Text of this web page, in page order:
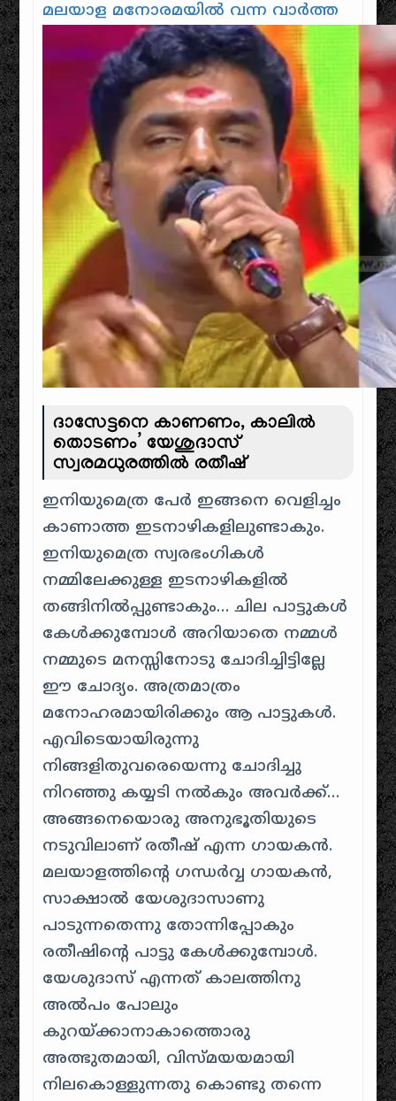
മലയാള മനോരമയിൽ വന്ന വാർത്ത
ദാസേട്ടനെ കാണണം, കാലിൽ
തൊടണം’ യേശുദാസ്
സ്വരമധുരത്തിൽ രതീഷ്
ഇനിയുമെത്ര പേര്‍ ഇങ്ങനെ വെളിച്ചം
കാണാത്ത ഇടനാഴികളിലുണ്ടാകും.
ഇനിയുമെത്ര സ്വരഭംഗികള്‍
നമ്മിലേക്കുള്ള ഇടനാഴികളില്‍
തങ്ങിനില്‍പ്പുണ്ടാകും… ചില പാട്ടുകള്‍
കേള്‍ക്കുമ്പോള്‍ അറിയാതെ നമ്മള്‍
നമ്മുടെ മനസ്സിനോടു ചോദിച്ചിട്ടില്ലേ
ഈ ചോദ്യം. അത്രമാത്രം
മനോഹരമായിരിക്കും ആ പാട്ടുകള്‍.
എവിടെയായിരുന്നു
നിങ്ങളിതുവരെയെന്നു ചോദിച്ചു
നിറഞ്ഞു കയ്യടി നല്‍കും അവര്‍ക്ക്…
അങ്ങനെയൊരു അനുഭൂതിയുടെ
നടുവിലാണ് രതീഷ് എന്ന ഗായകന്‍.
മലയാളത്തിന്റെ ഗന്ധര്‍വ്വ ഗായകന്‍,
സാക്ഷാല്‍ യേശുദാസാണു
പാടുന്നതെന്നു തോന്നിപ്പോകും
രതീഷിന്റെ പാട്ടു കേള്‍ക്കുമ്പോള്‍.
യേശുദാസ് എന്നത് കാലത്തിനു
അല്‍പം പോലും
കുറയ്ക്കാനാകാത്തൊരു
അത്ഭുതമായി, വിസ്മയയമായി
നിലകൊള്ളുന്നതു കൊണ്ടു തന്നെ